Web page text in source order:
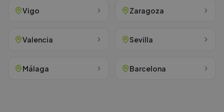
Vigo Zaragoza
Valencia Sevilla
Málaga Barcelona